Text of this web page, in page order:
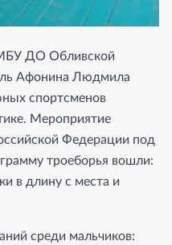
МБУ ДО Обливской
Афонина Людмила
спортсменов
Мероприятие
Федерации под
троеборья вошли:
в длину с места и
среди мальчиков: